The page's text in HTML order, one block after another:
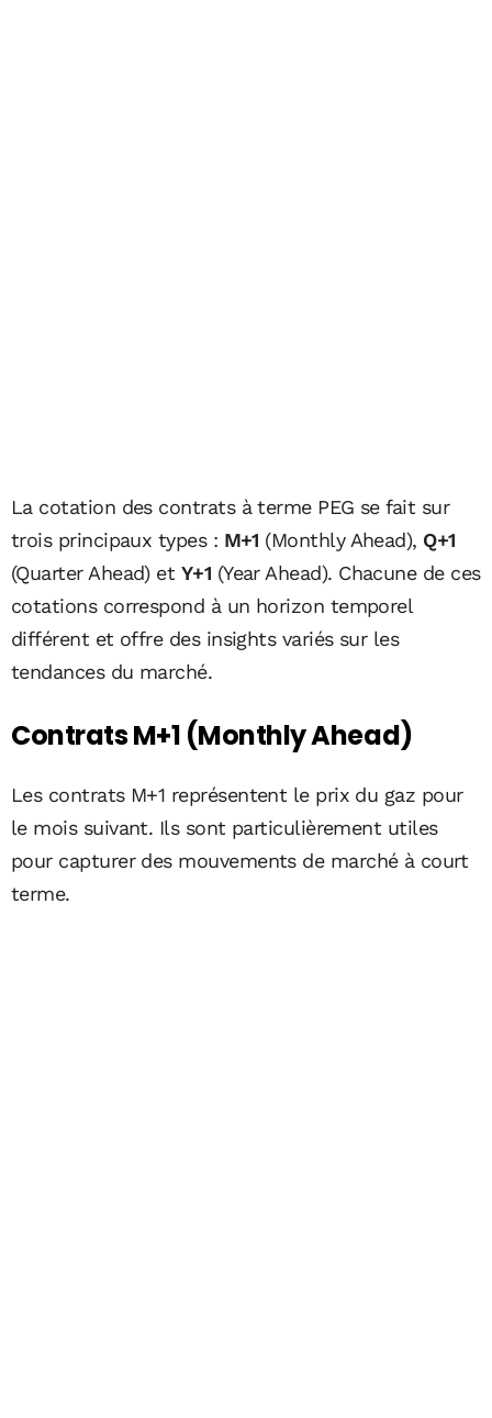
La cotation des contrats à terme PEG se fait sur
trois principaux types : M+1 (Monthly Ahead), Q+1
(Quarter Ahead) et Y+1 (Year Ahead). Chacune de ces
cotations correspond à un horizon temporel
différent et offre des insights variés sur les
tendances du marché.
Contrats M+1 (Monthly Ahead)
Les contrats M+1 représentent le prix du gaz pour
le mois suivant. Ils sont particulièrement utiles
pour capturer des mouvements de marché à court
terme.